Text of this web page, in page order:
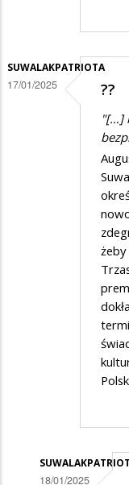
SUWALAKPATRIOTA
17/01/2025 ??
"[…]
żeby
18/01/2025